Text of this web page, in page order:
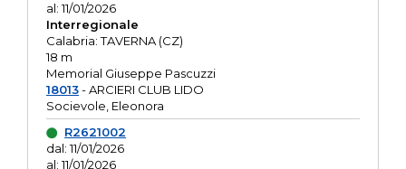
al: 11/01/2026
Interregionale
Calabria: TAVERNA (CZ)
18 m
Memorial Giuseppe Pascuzzi
18013- ARCIERI CLUB LIDO
Socievole, Eleonora
R2621002
dal: 11/01/2026
al: 11/01/2026